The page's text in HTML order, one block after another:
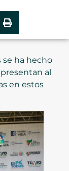
se ha hecho
al
en estos